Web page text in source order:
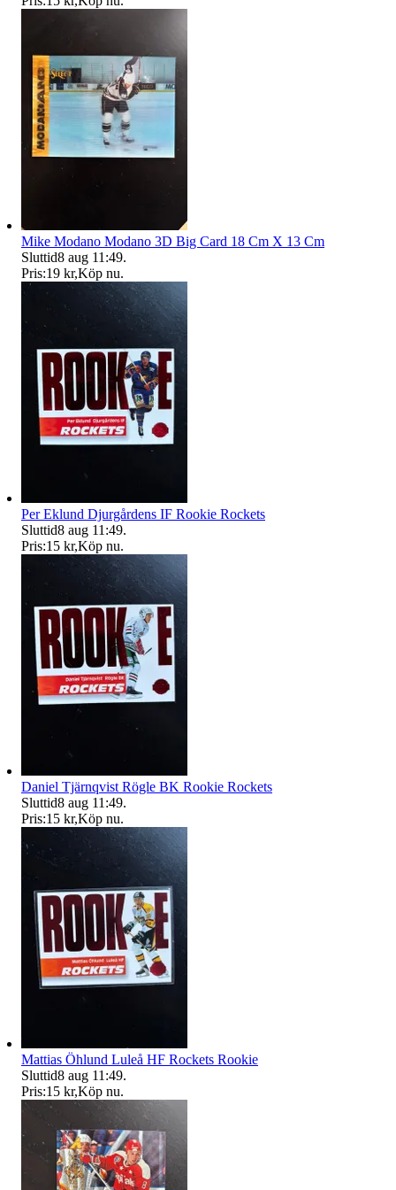
Mike Modano Modano 3D Big Card 18 Cm X 13 Cm
Sluttid8 aug 11:49.
Pris:19 kr,Köp nu.
Per Eklund Djurgårdens IF Rookie Rockets
Sluttid8 aug 11:49.
Pris:15 kr,Köp nu.
Daniel Tjärnqvist Rögle BK Rookie Rockets
Sluttid8 aug 11:49.
Pris:15 kr,Köp nu.
Mattias Öhlund Luleå HF Rockets Rookie
Sluttid8 aug 11:49.
Pris:15 kr,Köp nu.